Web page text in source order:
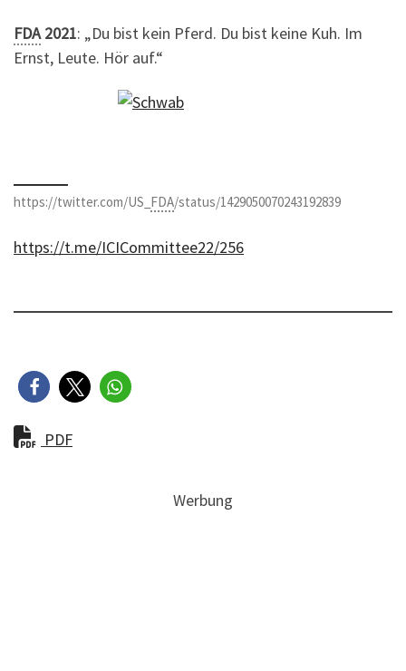
FDA2021: „Du bist kein Pferd. Du bist keine Kuh. Im
Ernst, Leute. Hör auf.“
https://twitter.com/US_ FDA/status/1429050070243192839
https://t.me/ICICommittee22/256
PDF
Werbung